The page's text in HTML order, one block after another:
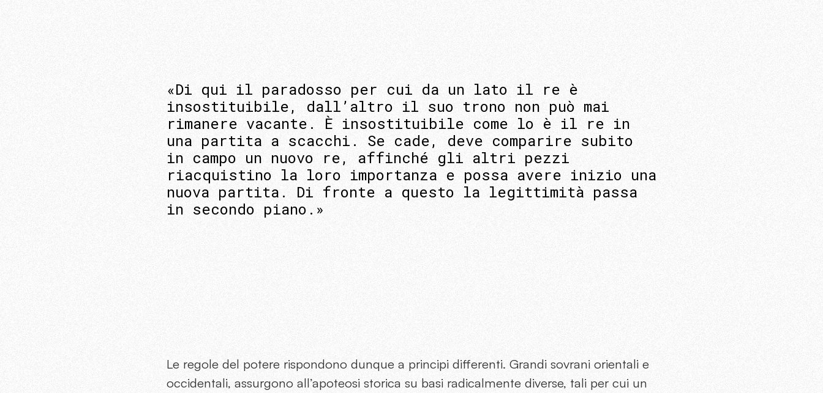
«Di qui il paradosso per cui da un lato il re è
insostituibile, dall’altro il suo trono non può mai
rimanere vacante. È insostituibile come lo è il re in
una partita a scacchi. Se cade, deve comparire subito
in campo un nuovo re, affinché gli altri pezzi
riacquistino la loro importanza e possa avere inizio una
nuova partita. Di fronte a questo la legittimità passa
in secondo piano.»
Le regole del potere rispondono dunque a principi differenti. Grandi sovrani orientali e
occidentali, assurgono all’apoteosi storica su basi radicalmente diverse, tali per cui un